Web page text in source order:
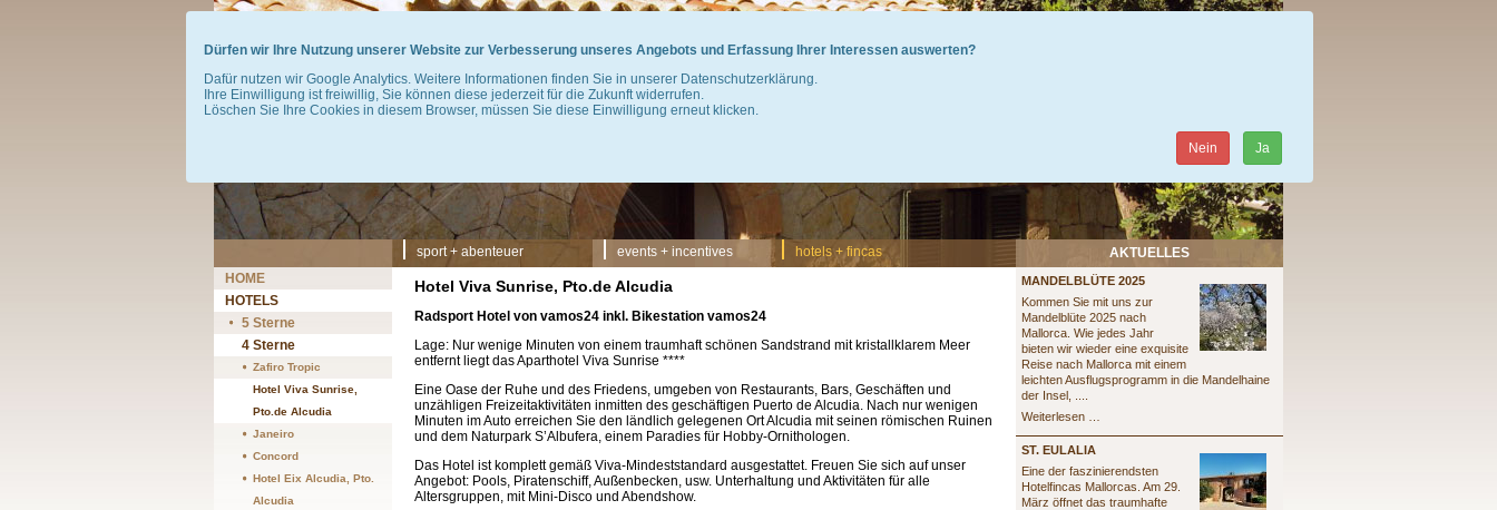
Dürfen wir Ihre Nutzung unserer Website zur Verbesserung unseres Angebots und Erfassung Ihrer Interessen auswerten?
Dafür nutzen wir Google Analytics. Weitere Informationen finden Sie in unserer Datenschutzerklärung.
Ihre Einwilligung ist freiwillig, Sie können diese jederzeit für die Zukunft widerrufen.
Löschen Sie Ihre Cookies in diesem Browser, müssen Sie diese Einwilligung erneut klicken.
Ja
Nein
sport + abenteuer events + incentives hotels + fincas
Hotel Viva Sunrise, Pto.de Alcudia
Radsport Hotel von vamos24 inkl. Bikestation vamos24
Lage: Nur wenige Minuten von einem traumhaft schönen Sandstrand mit kristallklarem Meer
entfernt liegt das Aparthotel Viva Sunrise ****
Eine Oase der Ruhe und des Friedens, umgeben von Restaurants, Bars, Geschäften und
unzähligen Freizeitaktivitäten inmitten des geschäftigen Puerto de Alcudia. Nach nur wenigen
Minuten im Auto erreichen Sie den ländlich gelegenen Ort Alcudia mit seinen römischen Ruinen
und dem Naturpark S’Albufera, einem Paradies für Hobby-Ornithologen.
Das Hotel ist komplett gemäß Viva-Mindeststandard ausgestattet. Freuen Sie sich auf unser
Angebot: Pools, Piratenschiff, Außenbecken, usw. Unterhaltung und Aktivitäten für alle
Altersgruppen, mit Mini-Disco und Abendshow.
Navigation
überspringen
HOME
HOTELS
5 Sterne
4 Sterne
Zafiro Tropic
Hotel Viva Sunrise,
Pto.de Alcudia
Janeiro
Concord
Hotel Eix Alcudia, Pto.
Alcudia
AKTUELLES
MANDELBLÜTE 2025
Kommen Sie mit uns zur
Mandelblüte 2025 nach
Mallorca. Wie jedes Jahr
bieten wir wieder eine exquisite
Reise nach Mallorca mit einem
leichten Ausflugsprogramm in die Mandelhaine
der Insel, ....
Weiterlesen …
ST. EULALIA
Eine der faszinierendsten
Hotelfincas Mallorcas. Am 29.
März öffnet das traumhafte